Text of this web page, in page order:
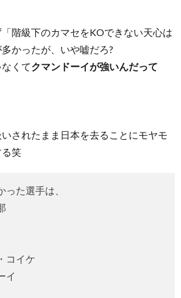
階級下のカマセをKOできない天心は
かったが、いや嘘だろ?
くてクマンドーイが強いんだって
されたまま日本を去ることにモヤモ
笑
った選手は、
コイケ
イ